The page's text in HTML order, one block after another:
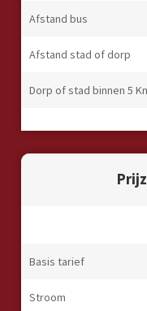
Afstand bus
Afstand stad of dorp
Dorp of stad binnen 5
Basis tarief
Stroom